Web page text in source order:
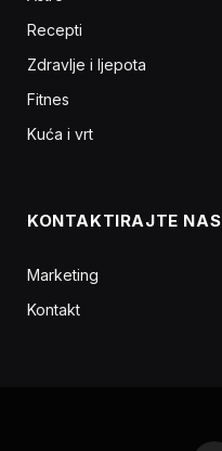
Recepti
Zdravlje i ljepota
Fitnes
Kuća i vrt
KONTAKTIRAJTE NAS
Marketing
Kontakt